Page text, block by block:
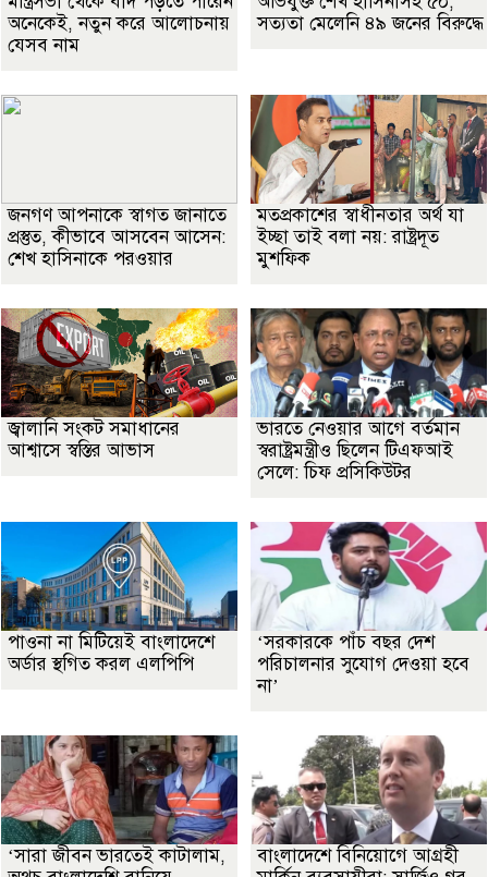
অনেকেই, নতুন করে আলোচনায়
যেসব নাম
সত্যতা মেলেনি ৪৯ জনের বিরুদ্ধে
জনগণ আপনাকে স্বাগত জানাতে
প্রস্তুত, কীভাবে আসবেন আসেন:
শেখ হাসিনাকে পরওয়ার
মতপ্রকাশের স্বাধীনতার অর্থ যা
ইচ্ছা তাই বলা নয়: রাষ্ট্রদূত
মুশফিক
জ্বালানি সংকট সমাধানের
আশ্বাসে স্বস্তির আভাস
ভারতে নেওয়ার আগে বর্তমান
স্বরাষ্ট্রমন্ত্রীও ছিলেন টিএফআই
সেলে: চিফ প্রসিকিউটর
পাওনা না মিটিয়েই বাংলাদেশে
অর্ডার স্থগিত করল এলপিপি
‘সরকারকে পাঁচ বছর দেশ
পরিচালনার সুযোগ দেওয়া হবে
না’
‘সারা জীবন ভারতেই কাটালাম,
বাংলাদেশে বিনিয়োগে আগ্রহী